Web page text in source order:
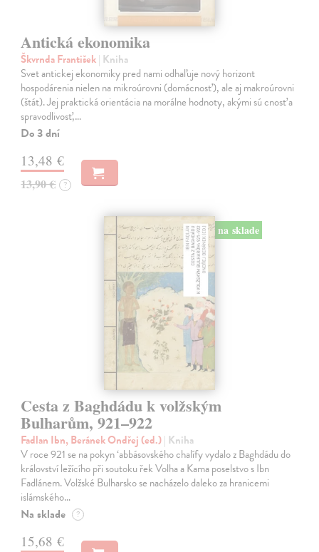
Antická ekonomika
Škvrnda František| Kniha
Svet antickej ekonomiky pred nami odhaľuje nový horizont
hospodárenia nielen na mikroúrovni (domácnosť), ale aj makroúrovni
(štát). Jej praktická orientácia na morálne hodnoty, akými sú cnosť a
spravodlivosť,…
Do 3 dní
13,48 €
13,90 € ?
na sklade
Cesta z Baghdádu k volžským
Bulharům, 921–922
Fadlan Ibn, Beránek Ondřej (ed.)| Kniha
V roce 921 se na pokyn ‘abbásovského chalífy vydalo z Baghdádu do
království ležícího při soutoku řek Volha a Kama poselstvo s Ibn
Fadlánem. Volžské Bulharsko se nacházelo daleko za hranicemi
islámského…
Na sklade ?
15,68 €